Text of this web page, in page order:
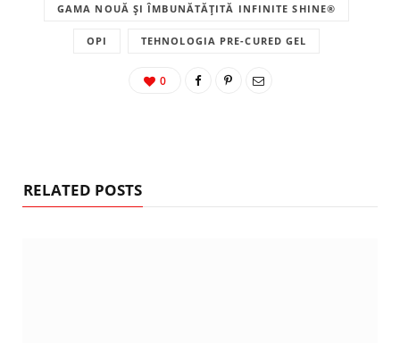
GAMA NOUĂ ȘI ÎMBUNĂTĂȚITĂ INFINITE SHINE®
OPI TEHNOLOGIA PRE-CURED GEL
0
RELATED POSTS